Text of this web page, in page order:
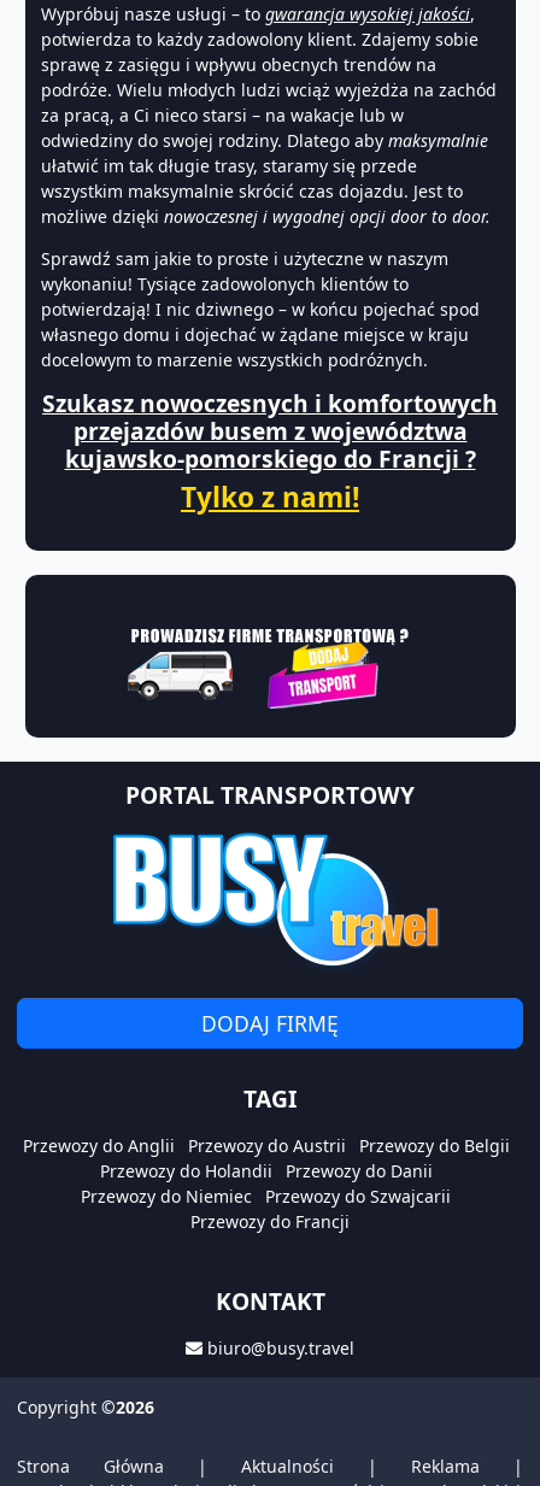
Wypróbuj nasze usługi – to gwarancja wysokiej jakości,
potwierdza to każdy zadowolony klient. Zdajemy sobie
sprawę z zasięgu i wpływu obecnych trendów na
podróże. Wielu młodych ludzi wciąż wyjeżdża na zachód
za pracą, a Ci nieco starsi – na wakacje lub w
odwiedziny do swojej rodziny. Dlatego aby maksymalnie
ułatwić im tak długie trasy, staramy się przede
wszystkim maksymalnie skrócić czas dojazdu. Jest to
możliwe dzięki nowoczesnej i wygodnej opcji door to door.
Sprawdź sam jakie to proste i użyteczne w naszym
wykonaniu! Tysiące zadowolonych klientów to
potwierdzają! I nic dziwnego – w końcu pojechać spod
własnego domu i dojechać w żądane miejsce w kraju
docelowym to marzenie wszystkich podróżnych.
Szukasz nowoczesnych i komfortowych
przejazdów busem z województwa
kujawsko-pomorskiego do Francji ?
Tylko z nami!
PORTAL TRANSPORTOWY
DODAJ FIRMĘ
TAGI
Przewozy do Anglii Przewozy do Austrii
Przewozy do Belgii
Przewozy do Holandii
Przewozy do Danii
Przewozy do Niemiec
Przewozy do Szwajcarii
Przewozy do Francji
KONTAKT
biuro@busy.travel
Copyright ©2026
Strona Główna | Aktualności | Reklama |